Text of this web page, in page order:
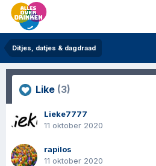
Ditjes, datjes & dagdraad
Like (3)
Lieke7777
11 oktober 2020
rapilos
11 oktober 2020